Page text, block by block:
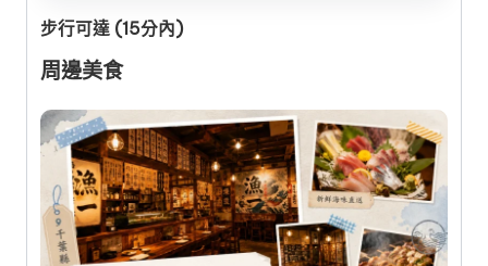
步行可達 (15分內)
周邊美食